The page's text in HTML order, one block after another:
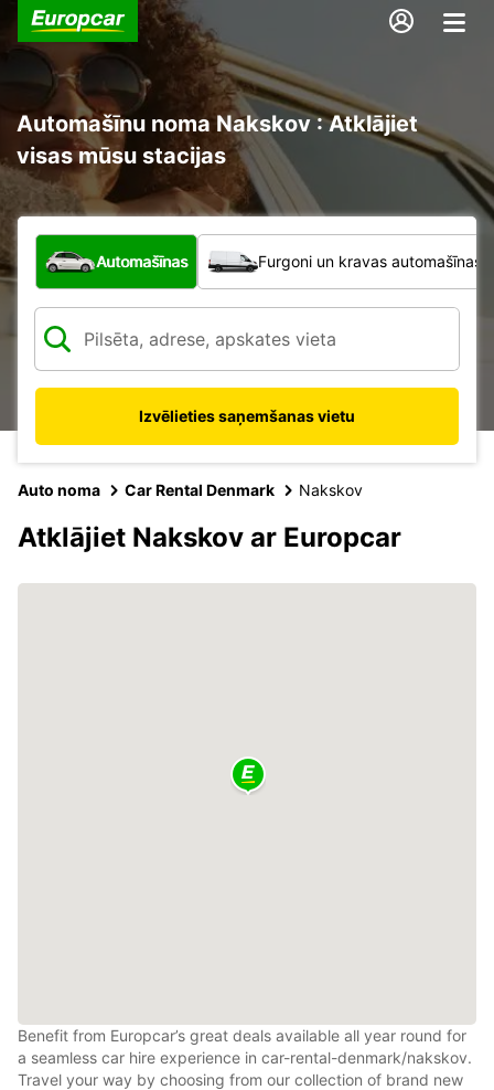
Automašīnu noma Nakskov : Atklājiet
visas mūsu stacijas
Kāda veida transportlīdzeklis?
Automašīnas Furgoni un kravas automašīnas
Izvēlieties saņemšanas vietu
Auto noma Car Rental Denmark Nakskov
Atklājiet Nakskov ar Europcar
Benefit from Europcar’s great deals available all year round for
a seamless car hire experience in car-rental-denmark/nakskov.
Travel your way by choosing from our collection of brand new